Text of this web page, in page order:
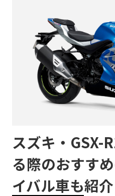
スズキ・GSX-
る際のおすす
イバル車も紹介​​